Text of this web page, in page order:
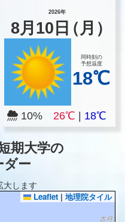
2026年
8月 10 日（月）
同時刻の
予想温度
18℃
10% 26℃ 18℃
期大学の
ダー
大します
Leaflet | 地理院タイル